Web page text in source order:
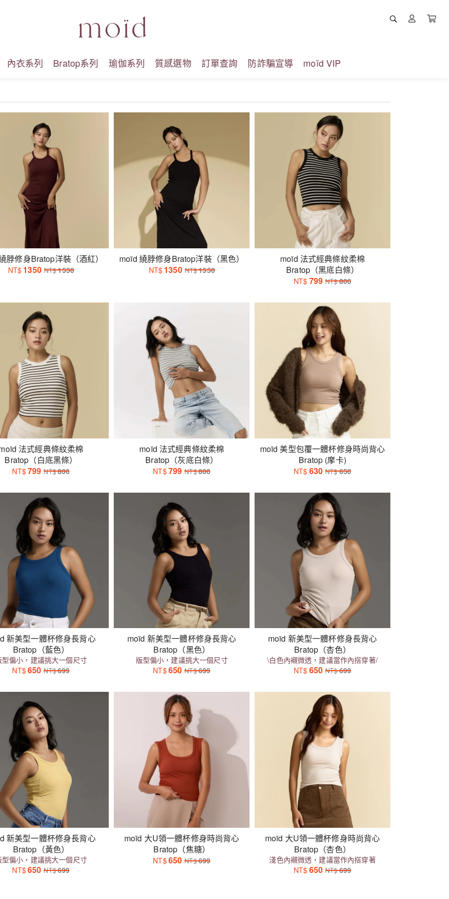
內衣系列 Bratop系列 瑜伽系列 質感選物 訂單查詢 防詐騙宣導 moïd VIP
脖修身Bratop洋裝（酒紅）
NT$ 1350 NT$1550
moïd 繞脖修身Bratop洋裝（黑色）
NT$ 1350 NT$1550
moïd 法式經典條紋柔棉
Bratop（黑底白條）
NT$ 799 NT$800
法式經典條紋柔棉
Bratop（白底黑條）
NT$799 NT$800
moïd 法式經典條紋柔棉
Bratop（灰底白條）
NT$799 NT$800
moïd 美型包覆一體杯修身時尚背心
Bratop (摩卡)
NT$ 630 NT$650
新美型一體杯修身長背心
Bratop（藍色）
型偏小，建議挑大一個尺寸
NT$650 NT$699
moïd 新美型一體杯修身長背心
Bratop（黑色）
版型偏小，建議挑大一個尺寸
NT$650 NT$699
moïd 新美型一體杯修身長背心
Bratop（杏色）
\白色內襯微透，建議當作內搭穿著/
NT$ 650 NT$699
新美型一體杯修身長背心
Bratop（黃色）
型偏小，建議挑大一個尺寸
NT$650 NT$699
moïd 大U領一體杯修身時尚背心
Bratop（焦糖）
NT$650 NT$699
moïd 大U領一體杯修身時尚背心
Bratop（杏色）
淺色內襯微透，建議當作內搭穿著
NT$ 650 NT$699